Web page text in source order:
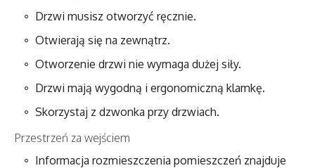
Drzwi musisz otworzyć ręcznie.
Otwierają się na zewnątrz.
Otworzenie drzwi nie wymaga dużej siły.
Drzwi mają wygodną i ergonomiczną klamkę.
Skorzystaj z dzwonka przy drzwiach.
Przestrzeń za wejściem
Informacja rozmieszczenia pomieszczeń znajduje